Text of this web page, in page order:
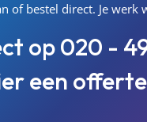
of bestel direct. Je
op020 -
een